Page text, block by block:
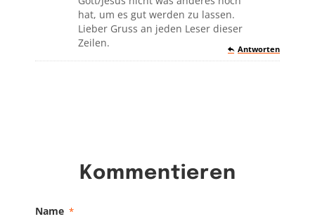
hat, um es gut werden zu lassen.
Lieber Gruss an jeden Leser dieser
Zeilen.
Antworten
Kommentieren
Name *